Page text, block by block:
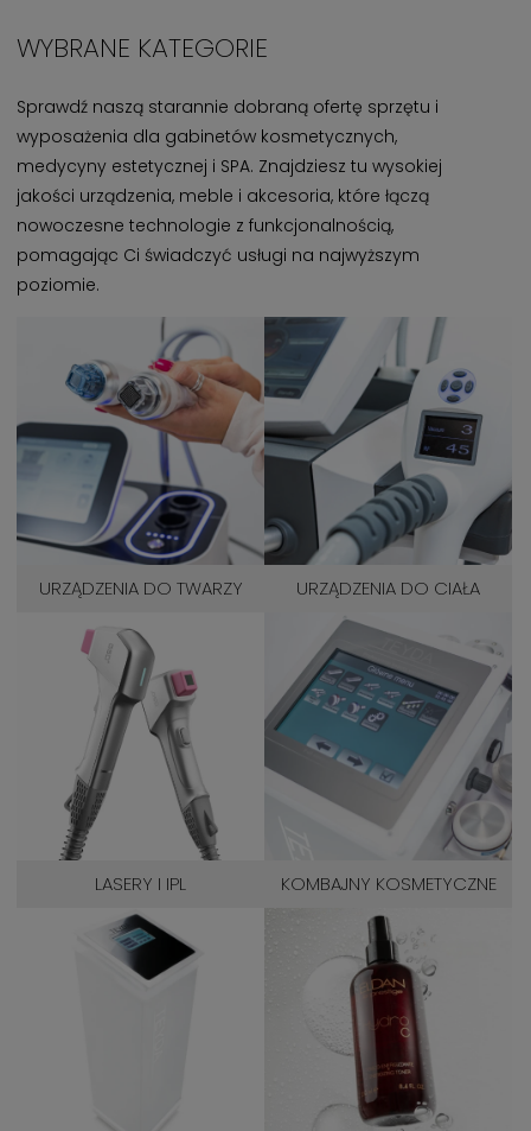
WYBRANE KATEGORIE
Sprawdź naszą starannie dobraną ofertę sprzętu i
wyposażenia dla gabinetów kosmetycznych,
medycyny estetycznej i SPA. Znajdziesz tu wysokiej
jakości urządzenia, meble i akcesoria, które łączą
nowoczesne technologie z funkcjonalnością,
pomagając Ci świadczyć usługi na najwyższym
poziomie.
URZĄDZENIA DO TWARZY URZĄDZENIA DO CIAŁA
LASERY I IPL KOMBAJNY KOSMETYCZNE